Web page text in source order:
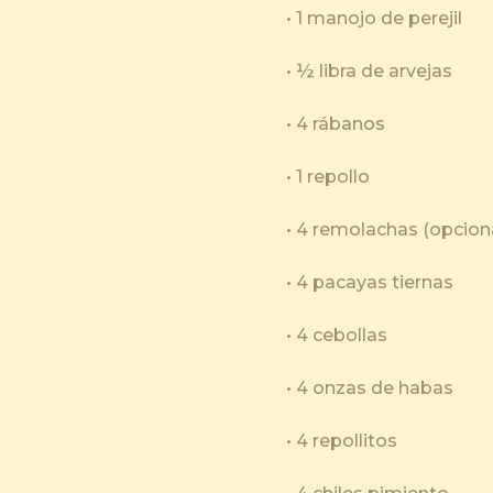
• 1 manojo de perejil
• ½ libra de arvejas
• 4 rábanos
• 1 repollo
• 4 remolachas
• 4 pacayas tiernas
• 4 cebollas
• 4 onzas de habas
• 4 repollitos